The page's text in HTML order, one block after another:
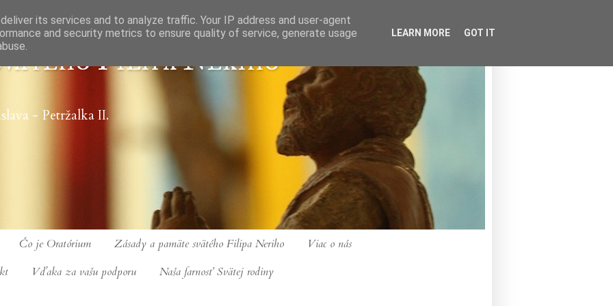
Filipa Nériho
- Petržalka II.
Čo je Oratórium Zásady a pamäte svätého Filipa Neriho
Viac o nás
Vďaka za vašu podporu Naša farnosť Svätej rodiny
its services and to analyze traffic. Your IP address and user-agent
and security metrics to ensure quality of service, generate usage
LEARN MORE GOT IT